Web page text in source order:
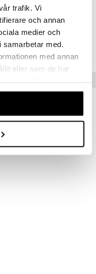
trafik. Vi
och annan
medier och
med.
med annan
eller som de har
av vår webbplats.